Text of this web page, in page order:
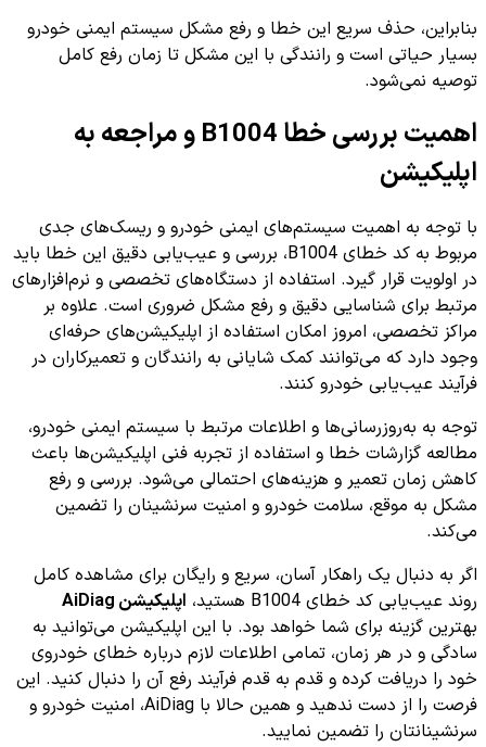
بنابراین، حذف سریع این خطا و رفع مشکل سیستم ایمنی خودرو
بسیار حیاتی است و رانندگی با این مشکل تا زمان رفع کامل
توصیه نمی‌شود.
اهمیت بررسی خطا B1004 و مراجعه به
اپلیکیشن
با توجه به اهمیت سیستم‌های ایمنی خودرو و ریسک‌های جدی
مربوط به کد خطای B1004، بررسی و عیب‌یابی دقیق این خطا باید
در اولویت قرار گیرد. استفاده از دستگاه‌های تخصصی و نرم‌افزارهای
مرتبط برای شناسایی دقیق و رفع مشکل ضروری است. علاوه بر
مراکز تخصصی، امروز امکان استفاده از اپلیکیشن‌های حرفه‌ای
وجود دارد که می‌توانند کمک شایانی به رانندگان و تعمیرکاران در
فرآیند عیب‌یابی خودرو کنند.
توجه به به‌روزرسانی‌ها و اطلاعات مرتبط با سیستم ایمنی خودرو،
مطالعه گزارشات خطا و استفاده از تجربه فنی اپلیکیشن‌ها باعث
کاهش زمان تعمیر و هزینه‌های احتمالی می‌شود. بررسی و رفع
مشکل به موقع، سلامت خودرو و امنیت سرنشینان را تضمین
می‌کند.
اگر به دنبال یک راهکار آسان، سریع و رایگان برای مشاهده کامل
روند عیب‌یابی کد خطای B1004 هستید،
اپلیکیشن AiDiag
بهترین گزینه برای شما خواهد بود. با این اپلیکیشن می‌توانید به
سادگی و در هر زمان، تمامی اطلاعات لازم درباره خطای خودروی
خود را دریافت کرده و قدم به قدم فرآیند رفع آن را دنبال کنید. این
فرصت را از دست ندهید و همین حالا با AiDiag، امنیت خودرو و
سرنشینانتان را تضمین نمایید.